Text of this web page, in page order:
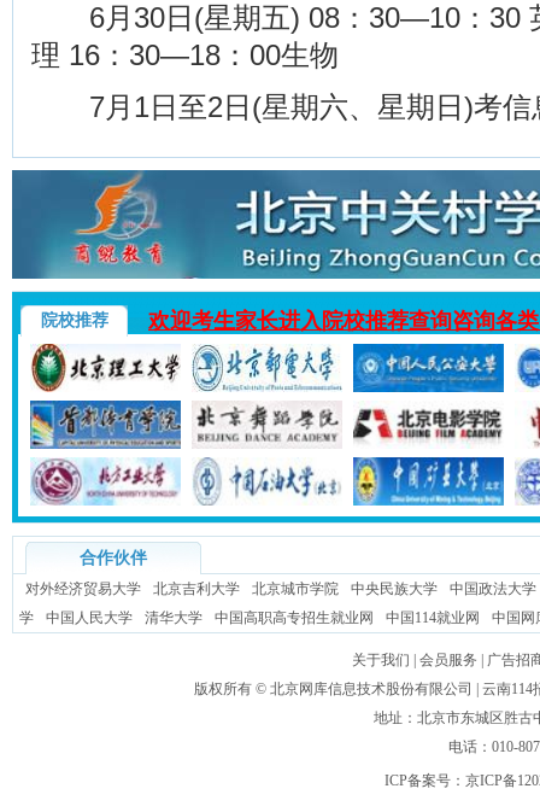
6月30日(星期五) 08：30—10：30
理 16：30—18：00生物
7月1日至2日(星期六、星期日)考信
院校推荐 欢迎考生家长进入院校推荐查询咨询各
合作伙伴
对外经济贸易大学 北京吉利大学 北京城市学院 中央民族大学
中国政法大学
学
中国人民大学 清华大学 中国高职高专招生就业网 中国114就业网 中国网
关于我们 会员服务
广告招
版权所有 © 北京网库信息技术股份有限公司
| 云南
地址：北京市东城区胜
电话：010-
ICP备案号： 京ICP备